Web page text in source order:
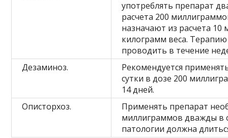
употреблять препарат
расчета 200
назначают из расчета
килограмм веса.
проводить в течение
Дезаминоз.
Рекомендуется
сутки в дозе 200
14 дней.
Описторхоз.
Применять препарат
миллиграммов дважды в
патологии должна